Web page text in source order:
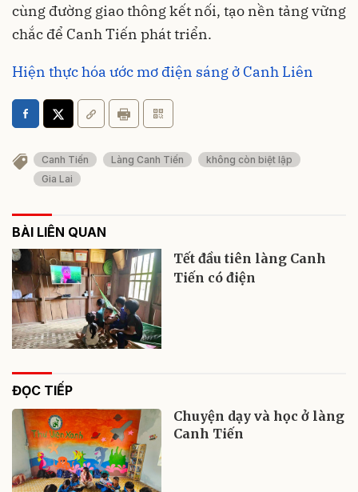
cùng đường giao thông kết nối, tạo nền tảng vững
chắc để Canh Tiến phát triển.
Hiện thực hóa ước mơ điện sáng ở Canh Liên
Canh Tiến Làng Canh Tiến
không còn biệt lập
Gia Lai
BÀI LIÊN QUAN
Tết đầu tiên làng Canh
Tiến có điện
ĐỌC TIẾP
Chuyện dạy và học ở làng
Canh Tiến